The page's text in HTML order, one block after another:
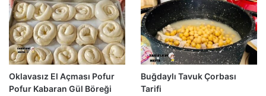
Oklavasız El Açması Pofur
Pofur Kabaran Gül Böreği
Buğdaylı Tavuk Çorbası
Tarifi